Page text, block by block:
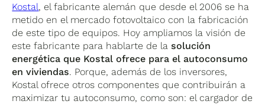
Kostal, el fabricante alemán que desde el 2006 se ha
metido en el mercado fotovoltaico con la fabricación
de este tipo de equipos. Hoy ampliamos la visión de
este fabricante para hablarte de lasolución
energética que Kostal ofrece para el autoconsumo
en viviendas. Porque, además de los inversores,
Kostal ofrece otros componentes que contribuirán a
maximizar tu autoconsumo, como son: el cargador de